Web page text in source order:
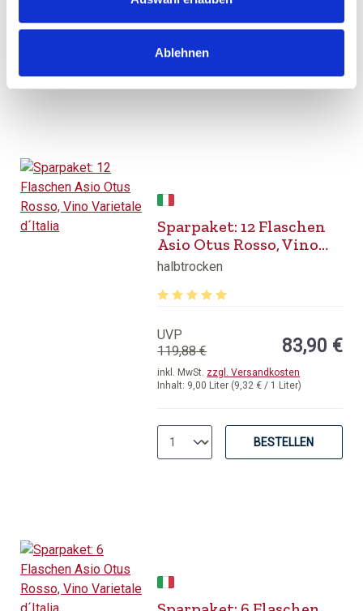
Ablehnen
Inhalt:0,75 Liter(9,67 € / 1 Liter)
Sparpaket: 12 Flaschen
Asio Otus Rosso, Vino
Varietale d´Italia
halbtrocken
Inhalt: 9,00 Liter (9,32 € / 1 Liter)
inkl. MwSt. zzgl. Versandkosten
UVP
119,88 €
83,90 €
BESTELLEN